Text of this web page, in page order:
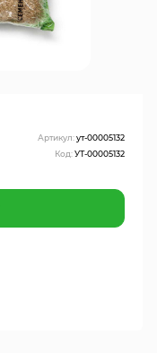
Артикул:ут-00005132
Код:УТ-00005132